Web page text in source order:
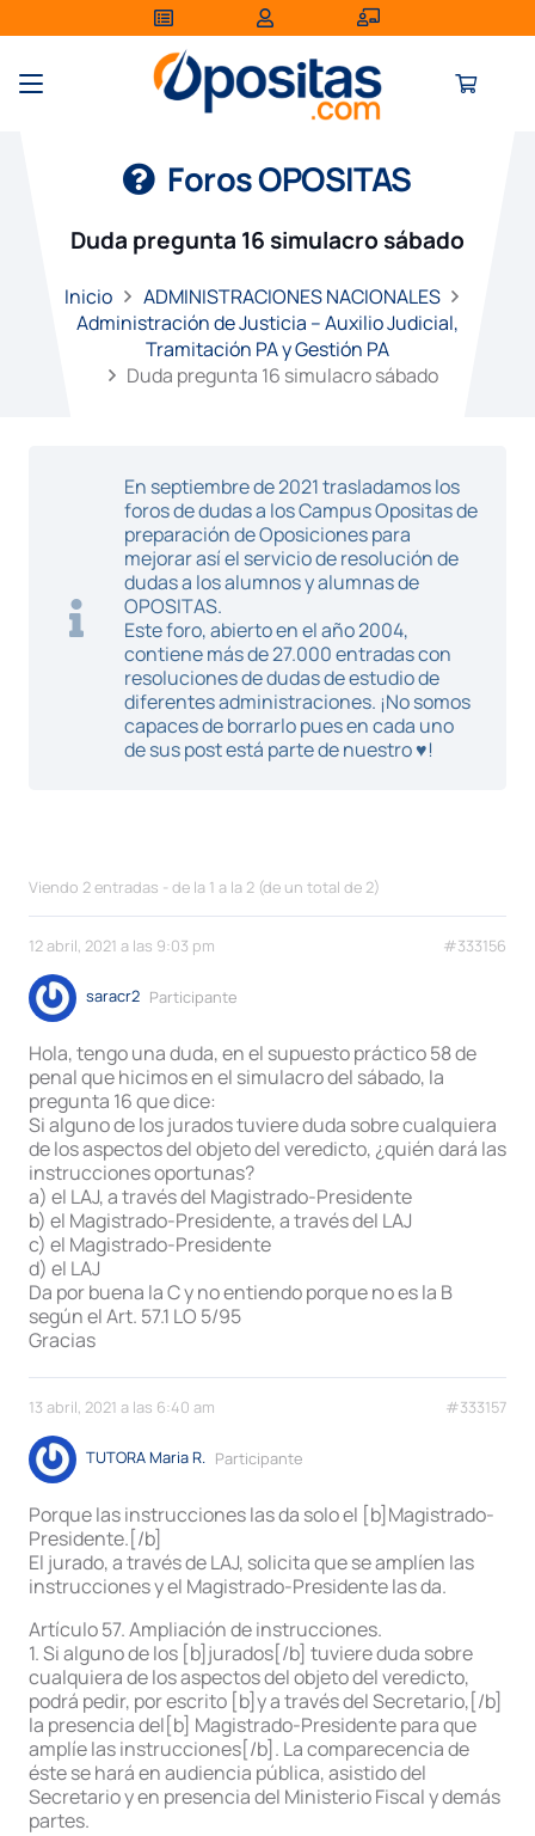
Foros OPOSITAS
Duda pregunta 16 simulacro sábado
Inicio
ADMINISTRACIONES NACIONALES
Administración de Justicia – Auxilio Judicial,
Tramitación PA y Gestión PA
Duda pregunta 16 simulacro sábado
En septiembre de 2021 trasladamos los
foros de dudas a los Campus Opositas de
preparación de Oposiciones para
mejorar así el servicio de resolución de
dudas a los alumnos y alumnas de
OPOSITAS.
Este foro, abierto en el año 2004,
contiene más de 27.000 entradas con
resoluciones de dudas de estudio de
diferentes administraciones. ¡No somos
capaces de borrarlo pues en cada uno
de sus post está parte de nuestro ♥!
Viendo 2 entradas - de la 1 a la 2 (de un total de 2)
12 abril, 2021 a las 9:03 pm #333156
saracr2 Participante
Hola, tengo una duda, en el supuesto práctico 58 de
penal que hicimos en el simulacro del sábado, la
pregunta 16 que dice:
Si alguno de los jurados tuviere duda sobre cualquiera
de los aspectos del objeto del veredicto, ¿quién dará las
instrucciones oportunas?
a) el LAJ, a través del Magistrado-Presidente
b) el Magistrado-Presidente, a través del LAJ
c) el Magistrado-Presidente
d) el LAJ
Da por buena la C y no entiendo porque no es la B
según el Art. 57.1 LO 5/95
Gracias
13 abril, 2021 a las 6:40 am #333157
TUTORA Maria R. Participante
Porque las instrucciones las da solo el [b]Magistrado-
Presidente.[/b]
El jurado, a través de LAJ, solicita que se amplíen las
instrucciones y el Magistrado-Presidente las da.
Artículo 57. Ampliación de instrucciones.
1. Si alguno de los [b]jurados[/b] tuviere duda sobre
cualquiera de los aspectos del objeto del veredicto,
podrá pedir, por escrito [b]y a través del Secretario,[/b]
la presencia del[b] Magistrado-Presidente para que
amplíe las instrucciones[/b]. La comparecencia de
éste se hará en audiencia pública, asistido del
Secretario y en presencia del Ministerio Fiscal y demás
partes.